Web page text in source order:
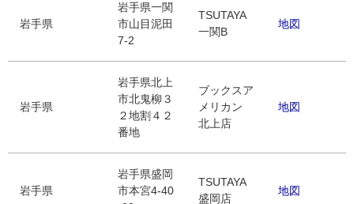
岩手県
岩手県一関
市山目泥田
7-2
TSUTAYA
一関B
地図
岩手県
岩手県北上
市北鬼柳３
２地割４２
番地
ブックスア
メリカン
北上店
地図
岩手県
岩手県盛岡
市本宮4-40
TSUTAYA
盛岡店
地図